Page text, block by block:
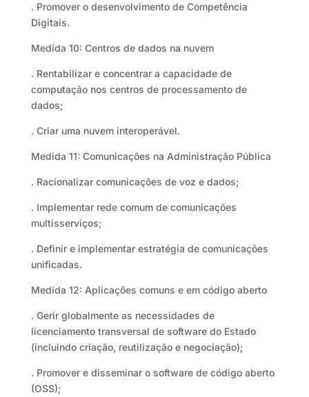
. Promover o desenvolvimento de Competência
Digitais.
Medida 10: Centros de dados na nuvem
. Rentabilizar e concentrar a capacidade de
computação nos centros de processamento de
dados;
. Criar uma nuvem interoperável.
Medida 11: Comunicações na Administração Pública
. Racionalizar comunicações de voz e dados;
. Implementar rede comum de comunicações
multisserviços;
. Definir e implementar estratégia de comunicações
unificadas.
Medida 12: Aplicações comuns e em código aberto
. Gerir globalmente as necessidades de
licenciamento transversal de software do Estado
(incluindo criação, reutilização e negociação);
. Promover e disseminar o software de código aberto
(OSS);